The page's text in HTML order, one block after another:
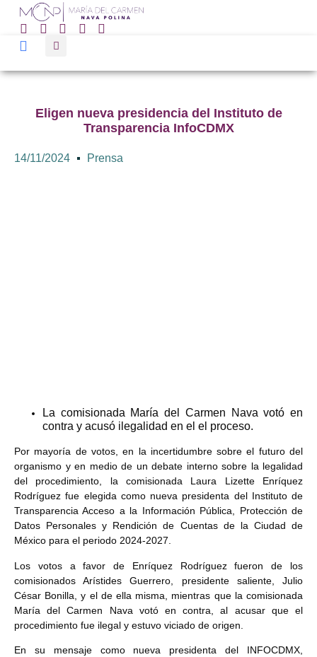
Eligen nueva presidencia del Instituto de
Transparencia InfoCDMX
14/11/2024 Prensa
La comisionada María del Carmen Nava votó en
contra y acusó ilegalidad en el el proceso.
Por mayoría de votos, en la incertidumbre sobre el futuro del
organismo y en medio de un debate interno sobre la legalidad
del procedimiento, la comisionada Laura Lizette Enríquez
Rodríguez fue elegida como nueva presidenta del Instituto de
Transparencia Acceso a la Información Pública, Protección de
Datos Personales y Rendición de Cuentas de la Ciudad de
México para el periodo 2024-2027.
Los votos a favor de Enríquez Rodríguez fueron de los
comisionados Arístides Guerrero, presidente saliente, Julio
César Bonilla, y el de ella misma, mientras que la comisionada
María del Carmen Nava votó en contra, al acusar que el
procedimiento fue ilegal y estuvo viciado de origen.
En su mensaje como nueva presidenta del INFOCDMX,